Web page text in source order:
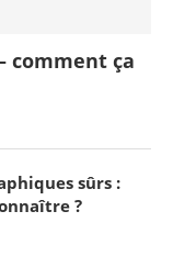
comment ça
sûrs :
?